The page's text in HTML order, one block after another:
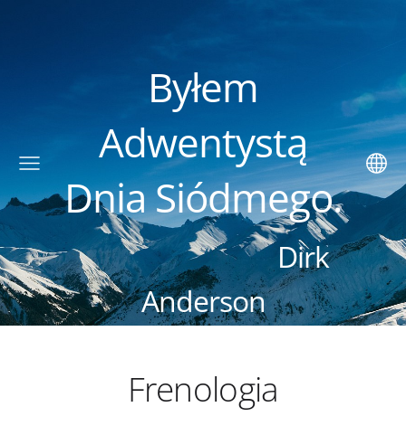
Byłem
Adwentystą
Dnia Siódmego.
Dirk
Anderson
Frenologia